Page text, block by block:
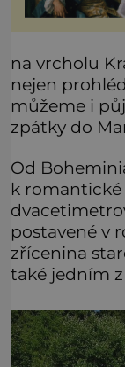
na vrcholu
nejen
můžeme i
zpátky do
Od
k
postavené v
zřícenina
také jedním